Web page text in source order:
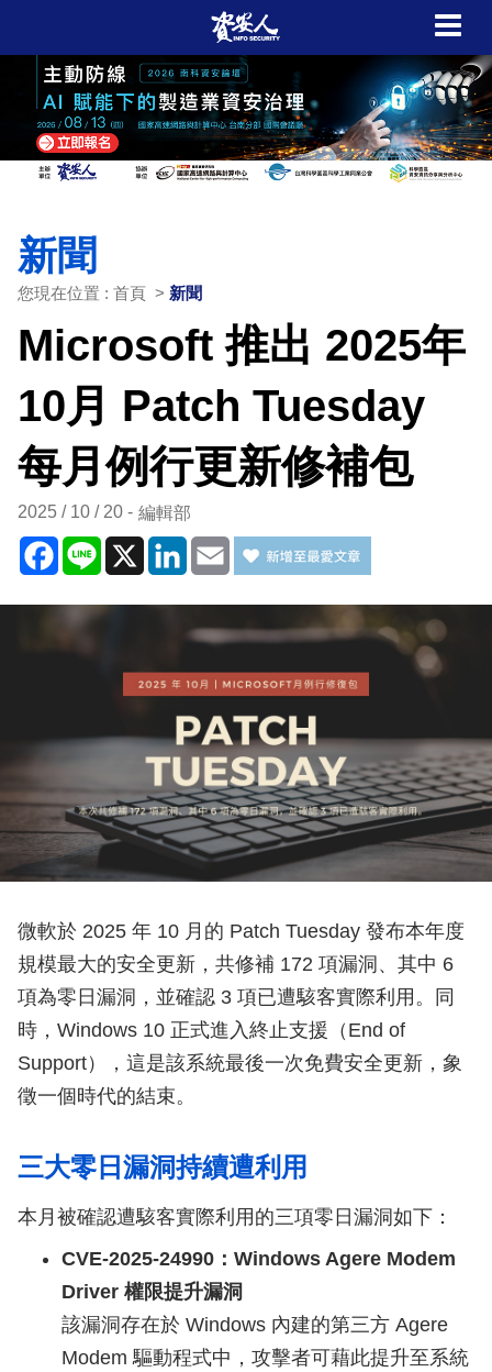
新聞
您現在位置 : 首頁 > 新聞
Microsoft 推出 2025年
10月 Patch Tuesday
每月例行更新修補包
2025 / 10 / 20 編輯部
Facebook
Line X LinkedIn
Email
微軟於 2025 年 10 月的 Patch Tuesday 發布本年度
規模最大的安全更新，共修補 172 項漏洞、其中 6
項為零日漏洞，並確認 3 項已遭駭客實際利用。同
時，Windows 10 正式進入終止支援（End of
Support），這是該系統最後一次免費安全更新，象
徵一個時代的結束。
三大零日漏洞持續遭利用
本月被確認遭駭客實際利用的三項零日漏洞如下：
CVE-2025-24990：Windows Agere Modem
Driver 權限提升漏洞
該漏洞存在於 Windows 內建的第三方 Agere
Modem 驅動程式中，攻擊者可藉此提升至系統